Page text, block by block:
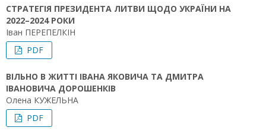
СТРАТЕГІЯ ПРЕЗИДЕНТА ЛИТВИ ЩОДО УКРАЇНИ НА
2022–2024 РОКИ
Іван ПЕРЕПЕЛКІН
PDF
ВІЛЬНО В ЖИТТІ ІВАНА ЯКОВИЧА ТА ДМИТРА
ІВАНОВИЧА ДОРОШЕНКІВ
Олена КУЖЕЛЬНА
PDF